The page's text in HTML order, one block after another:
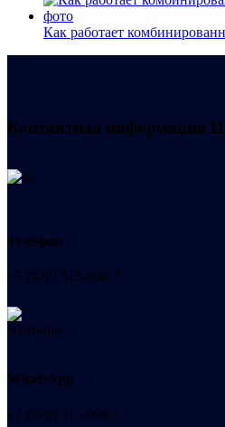
Как работает
Контактная информация
Телефон
+7 (978) 515-999-7
WhatsApp
+7 (978) 515-999-7